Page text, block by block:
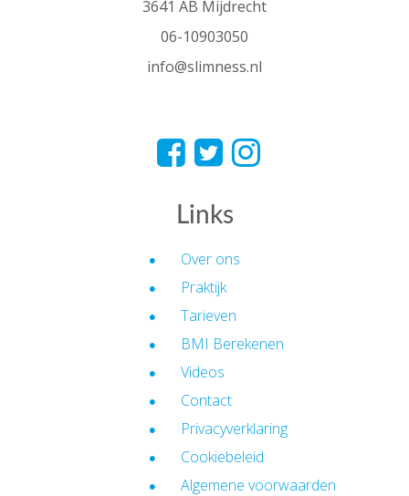
3641 AB Mijdrecht
06-10903050
info@slimness.nl
Links
Over ons
Praktijk
Tarieven
BMI Berekenen
Videos
Contact
Privacyverklaring
Cookiebeleid
Algemene voorwaarden